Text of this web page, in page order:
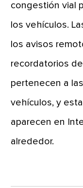
congestión vial
los vehículos.
los avisos
recordatorios
pertenecen a
vehículos, y
aparecen en
alrededor.